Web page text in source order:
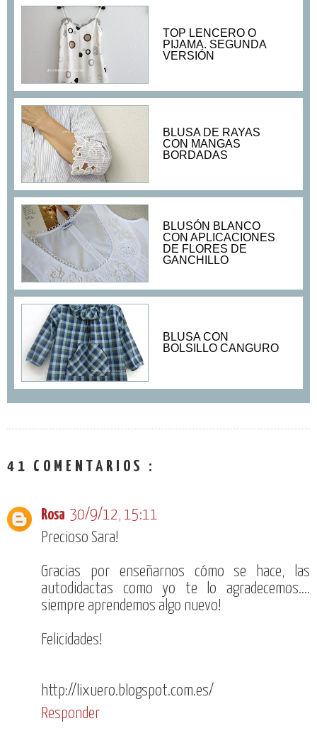
TOP LENCERO O
PIJAMA. SEGUNDA
VERSIÓN
BLUSA DE RAYAS
CON MANGAS
BORDADAS
BLUSÓN BLANCO
CON APLICACIONES
DE FLORES DE
GANCHILLO
BLUSA CON
BOLSILLO CANGURO
41 COMENTARIOS :
Rosa 30/9/12, 15:11
Precioso Sara!
Gracias por enseñarnos cómo se hace, las
autodidactas como yo te lo agradecemos....
siempre aprendemos algo nuevo!
Felicidades!
http://lixuero.blogspot.com.es/
Responder